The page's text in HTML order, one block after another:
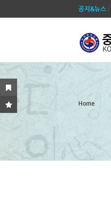
공지&뉴스
Home